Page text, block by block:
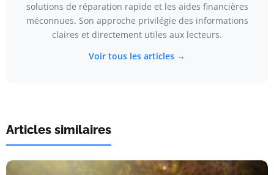
solutions de réparation rapide et les aides financières
méconnues. Son approche privilégie des informations
claires et directement utiles aux lecteurs.
Voir tous les articles →
Articles similaires